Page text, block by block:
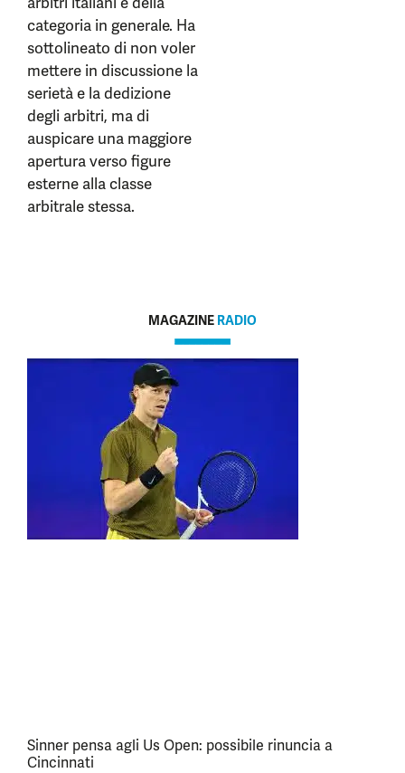
categoria in generale. Ha
sottolineato di non voler
mettere in discussione la
serietà e la dedizione
degli arbitri, ma di
auspicare una maggiore
apertura verso figure
esterne alla classe
arbitrale stessa.
MAGAZINE RADIO
Sinner pensa agli Us Open: possibile rinuncia a
Cincinnati